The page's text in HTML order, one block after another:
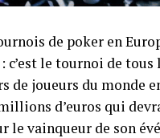
de poker en
le tournoi de tous
de joueurs du monde
d’euros qui
le vainqueur de son